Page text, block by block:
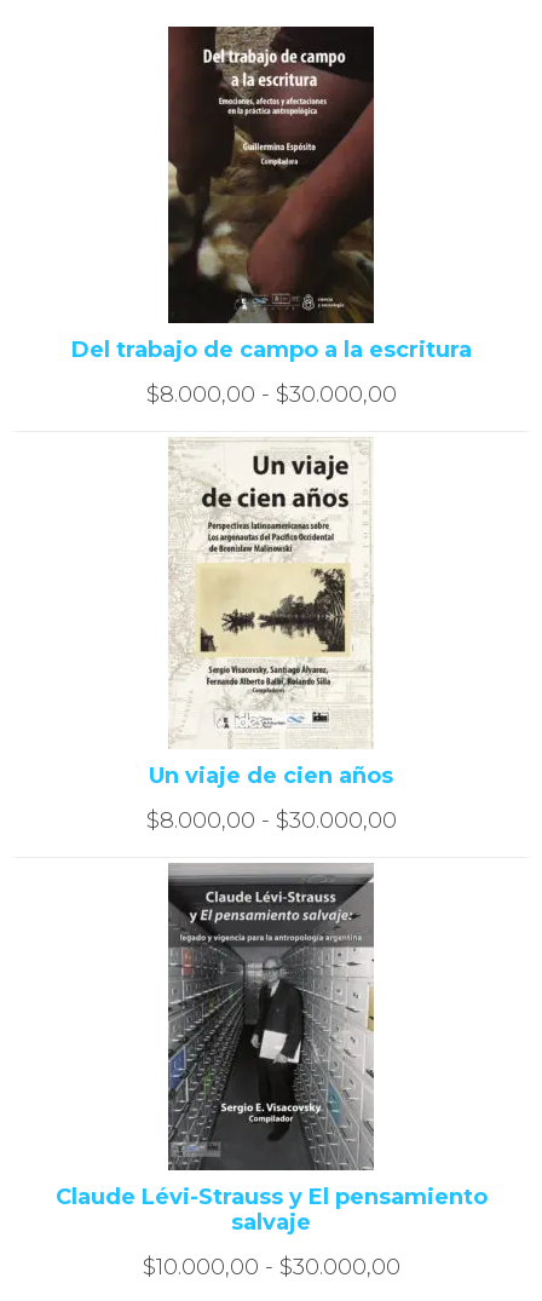
Del trabajo de campo a la escritura
$8.000,00 - $30.000,00Rango
Un viaje de cien años
$8.000,00 - $30.000,00Rango
Claude Lévi-Strauss y El pensamiento
salvaje
$10.000,00 - $30.000,00Rango